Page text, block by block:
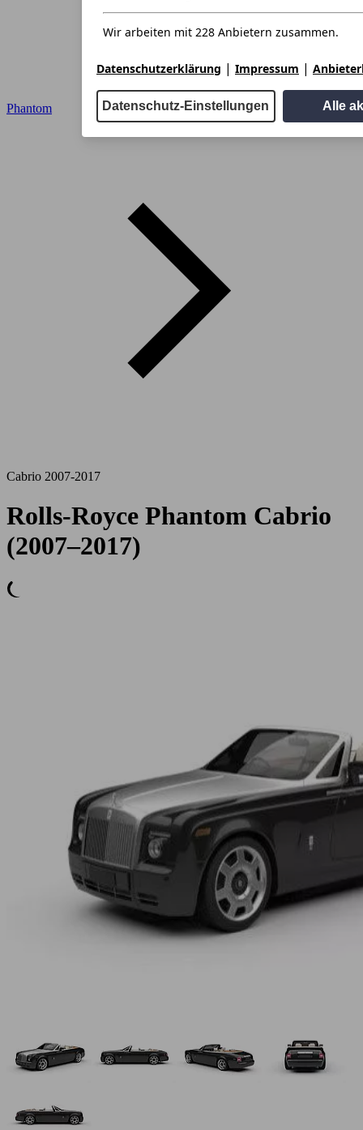
Wir arbeiten mit 228 Anbietern zusammen.
Datenschutzerklärung | Impressum |
Datenschutz-Einstellungen Alle
Phantom
Cabrio 2007-2017
Rolls-Royce Phantom Cabrio
(2007–2017)